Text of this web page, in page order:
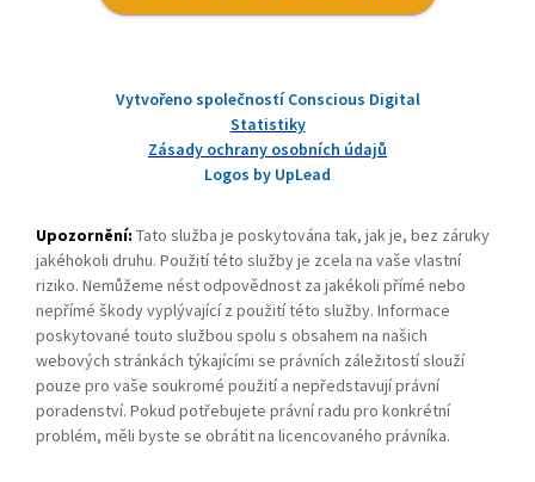
Vytvořeno společností Conscious Digital
Statistiky
Zásady ochrany osobních údajů
Logos by UpLead
Upozornění: Tato služba je poskytována tak, jak je, bez záruky
jakéhokoli druhu. Použití této služby je zcela na vaše vlastní
riziko. Nemůžeme nést odpovědnost za jakékoli přímé nebo
nepřímé škody vyplývající z použití této služby. Informace
poskytované touto službou spolu s obsahem na našich
webových stránkách týkajícími se právních záležitostí slouží
pouze pro vaše soukromé použití a nepředstavují právní
poradenství. Pokud potřebujete právní radu pro konkrétní
problém, měli byste se obrátit na licencovaného právníka.